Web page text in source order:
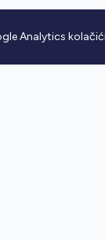
Analytics